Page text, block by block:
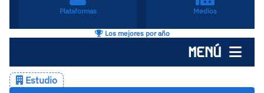
Plataformas Medios
Los mejores por año
MENÚ
Estudio